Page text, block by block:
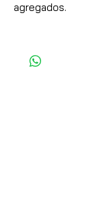
agregados.